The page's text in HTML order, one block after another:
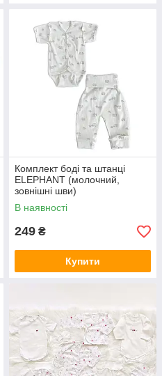
Комплект боді та штанці
ELEPHANT (молочний,
зовнішні шви)
В наявності
249 ₴
Купити